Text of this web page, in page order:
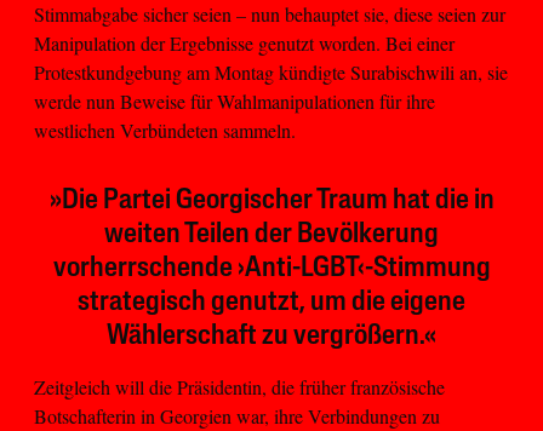
Stimmabgabe sicher seien – nun behauptet sie, diese seien zur
Manipulation der Ergebnisse genutzt worden. Bei einer
Protestkundgebung am Montag kündigte Surabischwili an, sie
werde nun Beweise für Wahlmanipulationen für ihre
westlichen Verbündeten sammeln.
»Die Partei Georgischer Traum hat die in
weiten Teilen der Bevölkerung
vorherrschende ›Anti-LGBT‹-Stimmung
strategisch genutzt, um die eigene
Wählerschaft zu vergrößern.«
Zeitgleich will die Präsidentin, die früher französische
Botschafterin in Georgien war, ihre Verbindungen zu